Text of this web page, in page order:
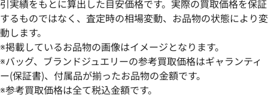
サルヴァトーレ・フェラガモ ハンドバッ
グ キャンバス
参考買取価格
44,000円
サルヴァトーレ・
ハンドバッグ レザ
参考買取価格
引実績をもとに算出した目安価格です。実際の買取価格を保証
するものではなく、査定時の相場変動、お品物の状態により変
動します。
※掲載しているお品物の画像はイメージとなります。
※バッグ、ブランドジュエリーの参考買取価格はギャランティ
ー(保証書)、付属品が揃ったお品物の金額です。
※参考買取価格は全て税込金額です。